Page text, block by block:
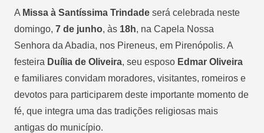
A Missa à Santíssima Trindade será celebrada neste
domingo, 7 de junho, às 18h, na Capela Nossa
Senhora da Abadia, nos Pireneus, em Pirenópolis. A
festeira Duília de Oliveira, seu esposo Edmar Oliveira
e familiares convidam moradores, visitantes, romeiros e
devotos para participarem deste importante momento de
fé, que integra uma das tradições religiosas mais
antigas do município.